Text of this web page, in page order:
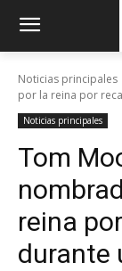
Noticias principales
por la reina por
Noticias principales
Tom
reina
durante